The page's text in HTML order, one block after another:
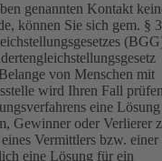
genannten Kontakt
können Sie sich gem. §
von Menschen mit
wird Ihren Fall
eine Lösung
Gewinner oder Verlierer
Vermittlers bzw. einer
eine Lösung für ein